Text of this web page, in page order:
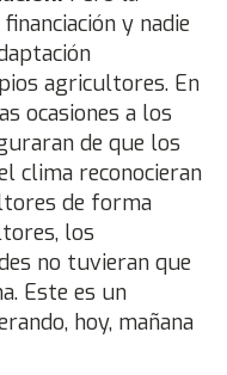
y nadie
agricultores. En
ocasiones a los
de que los
clima reconocieran
de forma
los
no tuvieran que
Este es un
hoy, mañana